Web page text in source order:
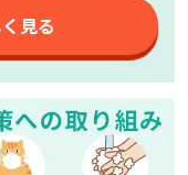
見る